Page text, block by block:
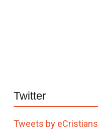
Twitter
Tweets by eCristians